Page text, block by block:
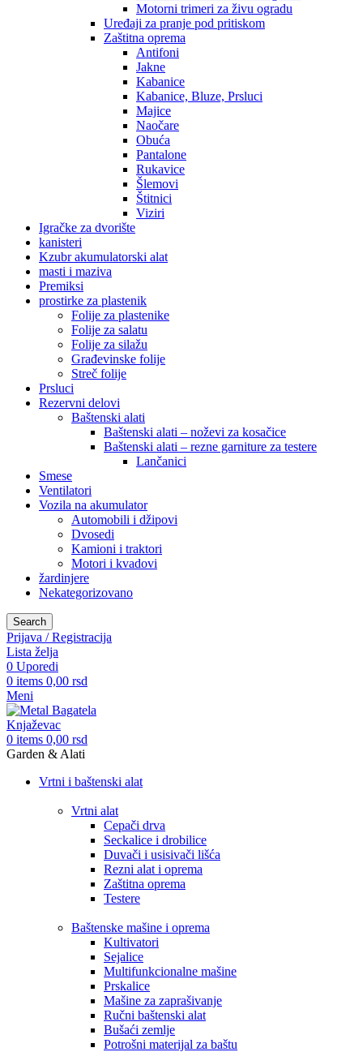
Motorni trimeri za živu ogradu
Uređaji za pranje pod pritiskom
Zaštitna oprema
Antifoni
Jakne
Kabanice
Kabanice, Bluze, Prsluci
Majice
Naočare
Obuća
Pantalone
Rukavice
Šlemovi
Štitnici
Viziri
Igračke za dvorište
kanisteri
Kzubr akumulatorski alat
masti i maziva
Premiksi
prostirke za plastenik
Folije za plastenike
Folije za salatu
Folije za silažu
Građevinske folije
Streč folije
Prsluci
Rezervni delovi
Baštenski alati
Baštenski alati – noževi za kosačice
Baštenski alati – rezne garniture za testere
Lančanici
Smese
Ventilatori
Vozila na akumulator
Automobili i džipovi
Dvosedi
Kamioni i traktori
Motori i kvadovi
žardinjere
Nekategorizovano
Search
Prijava / Registracija
Lista želja
0 Uporedi
0 items 0,00 rsd
Meni
0 items 0,00 rsd
Garden & Alati
Vrtni i baštenski alat
Vrtni alat
Cepači drva
Seckalice i drobilice
Duvači i usisivači lišća
Rezni alat i oprema
Zaštitna oprema
Testere
Baštenske mašine i oprema
Kultivatori
Sejalice
Multifunkcionalne mašine
Prskalice
Mašine za zaprašivanje
Ručni baštenski alat
Bušaći zemlje
Potrošni materijal za baštu